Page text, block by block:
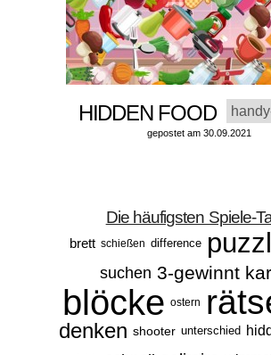
HIDDEN FOOD
gepostet am 30.09.2021
Die häufigsten Spiele-
brett schießen difference
suchen 3-gewinnt
blöcke ostern
denken shooter unterschied